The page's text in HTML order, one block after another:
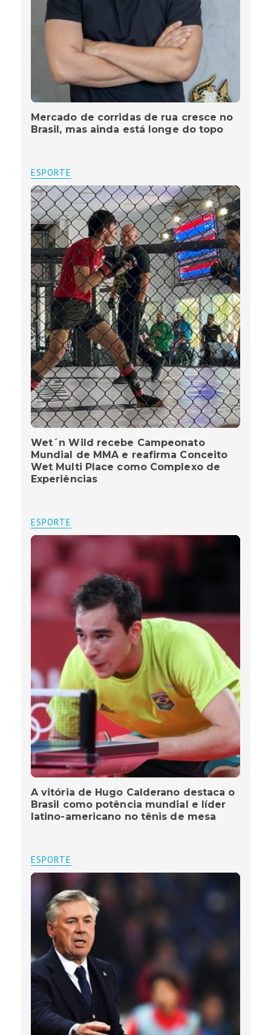
Mercado de corridas de rua cresce no
Brasil, mas ainda está longe do topo
ESPORTE
Wet´n Wild recebe Campeonato
Mundial de MMA e reafirma Conceito
Wet Multi Place como Complexo de
Experiências
ESPORTE
A vitória de Hugo Calderano destaca o
Brasil como potência mundial e líder
latino-americano no tênis de mesa
ESPORTE